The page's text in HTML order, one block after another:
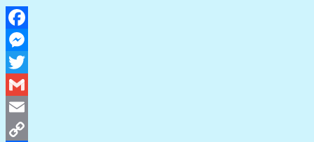
Facebook
Messenger
Twitter
Gmail
Email